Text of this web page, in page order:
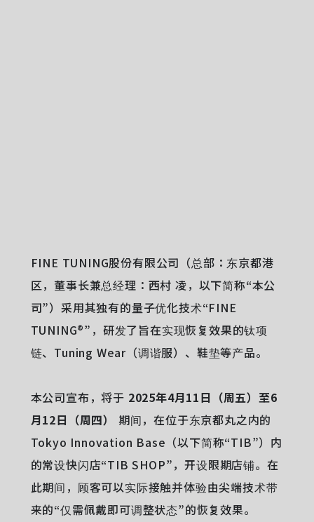
FINE TUNING股份有限公司（总部：东京都港
区，董事长兼总经理：西村 凌，以下简称“本公
司”）采用其独有的量子优化技术“FINE
TUNING®︎”，研发了旨在实现恢复效果的钛项
链、Tuning Wear（调谐服）、鞋垫等产品。
本公司宣布，将于 2025年4月11日（周五）至6
月12日（周四）
期间，在位于东京都丸之内的
Tokyo Innovation Base（以下简称“TIB”）内
的常设快闪店“TIB SHOP”，开设限期店铺。在
此期间，顾客可以实际接触并体验由尖端技术带
来的“仅需佩戴即可调整状态”的恢复效果。